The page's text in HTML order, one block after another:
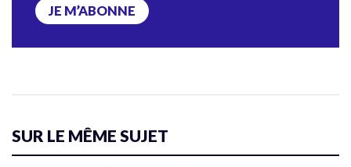
JE M’ABONNE
SUR LE MÊME SUJET